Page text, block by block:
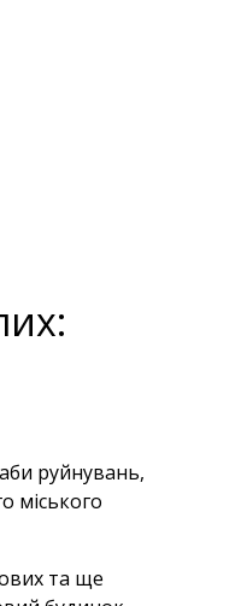
руйнувань,
міського
та ще